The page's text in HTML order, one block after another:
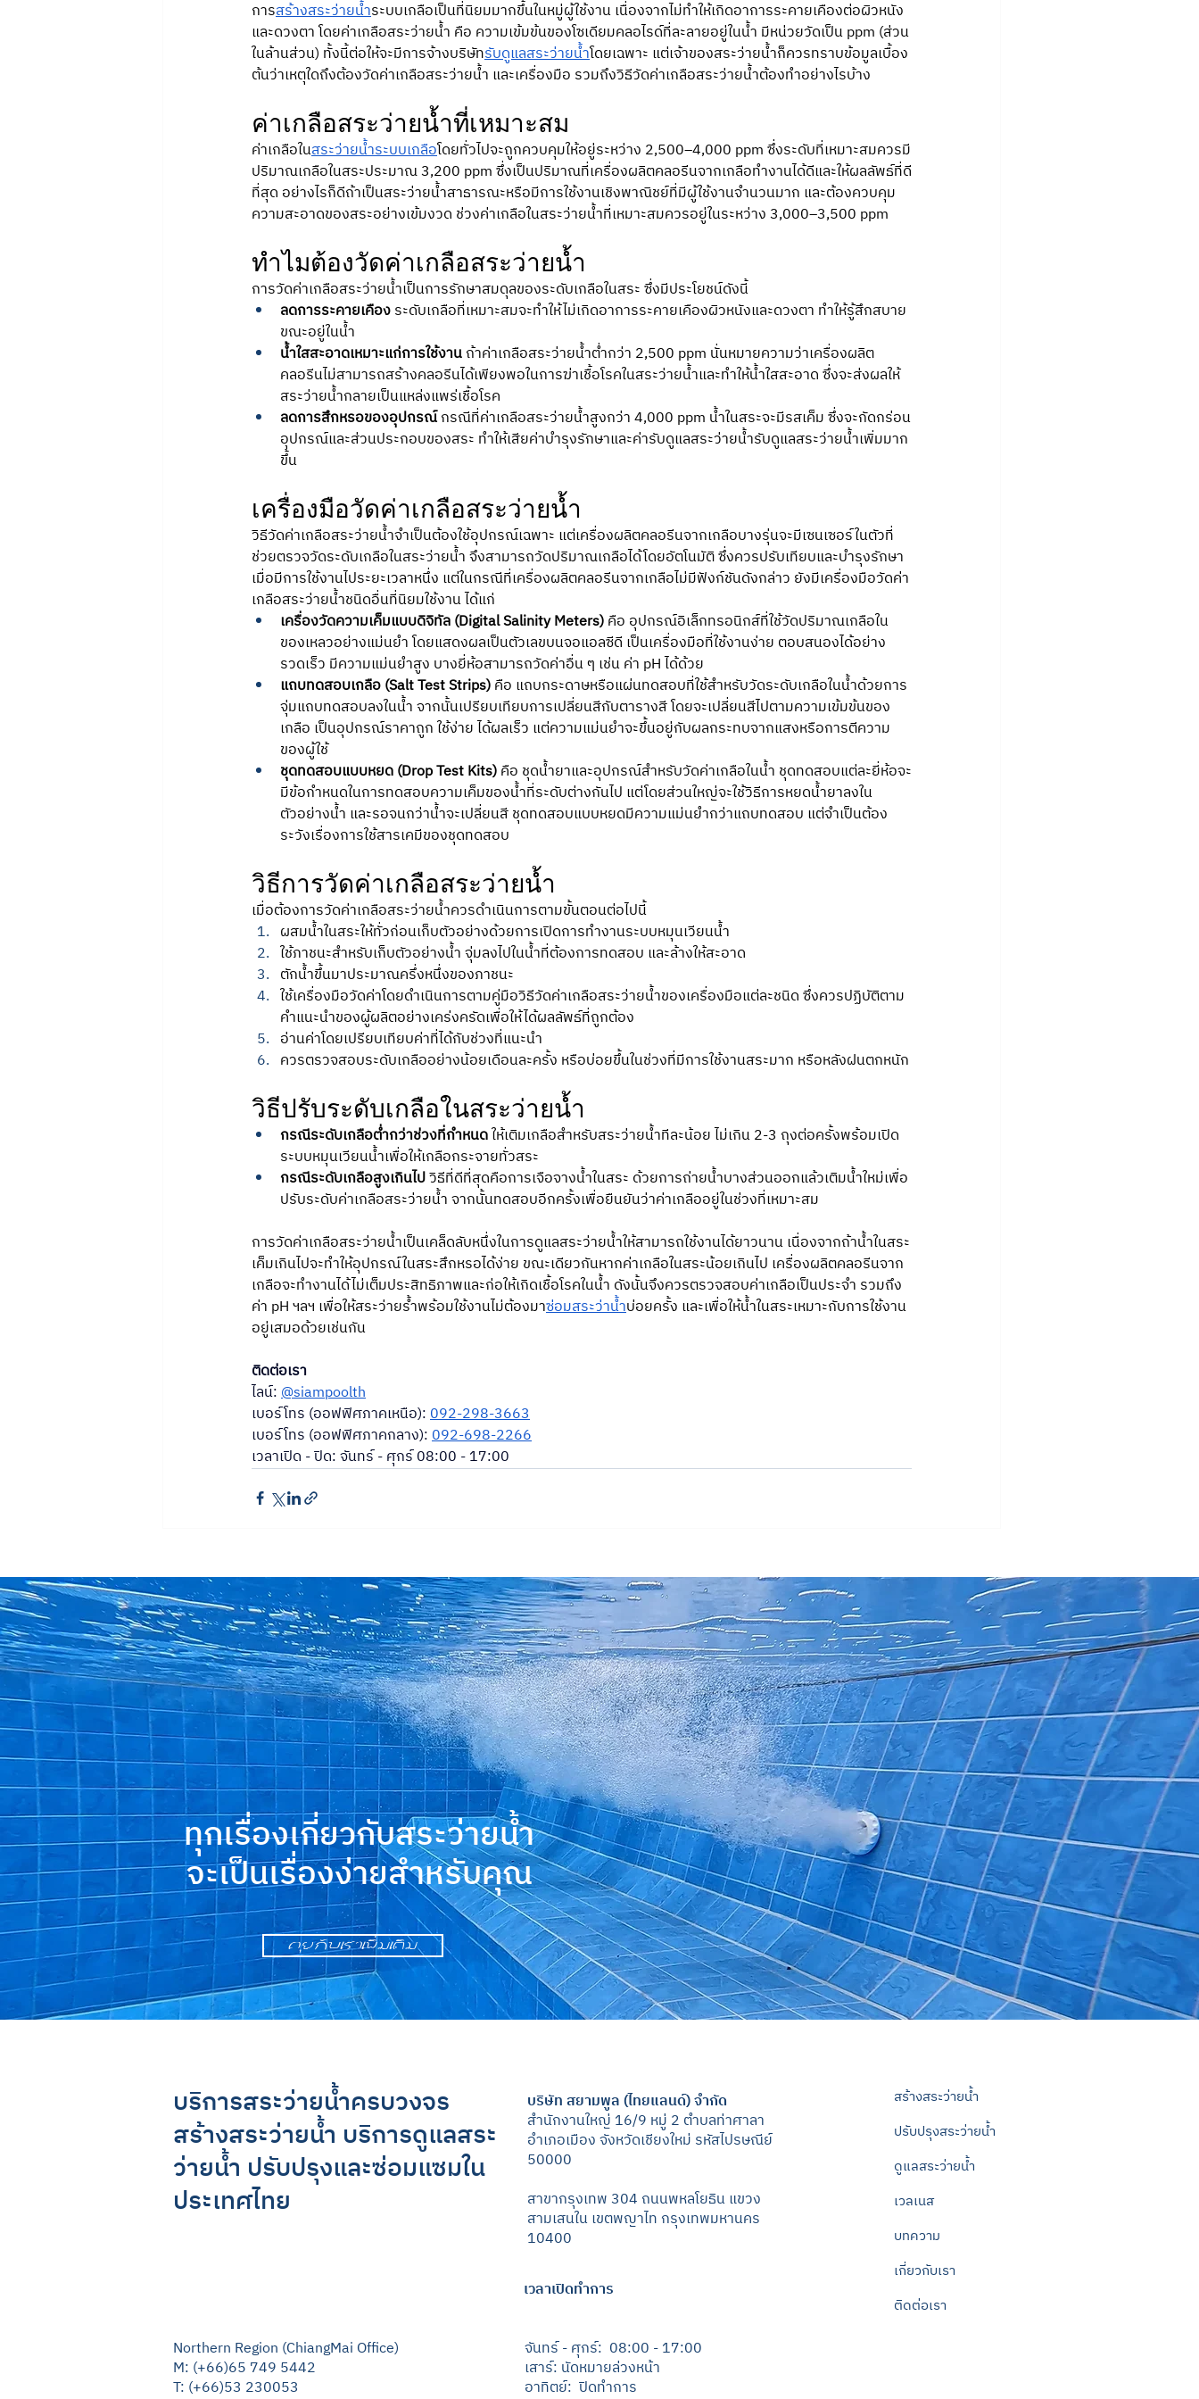
การสร้างสระว่ายน้ำระบบเกลือเป็นที่นิยมมากขึ้นในหมู่ผู้ใช้งาน เนื่องจากไม่ทำให้เกิดอาการระคายเคืองต่อผิวหนัง
และดวงตา โดยค่าเกลือสระว่ายน้ำ คือ ความเข้มข้นของโซเดียมคลอไรด์ที่ละลายอยู่ในน้ำ มีหน่วยวัดเป็น ppm (ส่วน
ในล้านส่วน) ทั้งนี้ต่อให้จะมีการจ้างบริษัทรับดูแลสระว่ายน้ำโดยเฉพาะ แต่เจ้าของสระว่ายน้ำก็ควรทราบข้อมูลเบื้อง
ต้นว่าเหตุใดถึงต้องวัดค่าเกลือสระว่ายน้ำ และเครื่องมือ รวมถึงวิธีวัดค่าเกลือสระว่ายน้ำต้องทำอย่างไรบ้าง
ค่าเกลือสระว่ายน้ำที่เหมาะสม
ค่าเกลือในสระว่ายน้ำระบบเกลือโดยทั่วไปจะถูกควบคุมให้อยู่ระหว่าง 2,500–4,000 ppm ซึ่งระดับที่เหมาะสมควรมี
ปริมาณเกลือในสระประมาณ 3,200 ppm ซึ่งเป็นปริมาณที่เครื่องผลิตคลอรีนจากเกลือทำงานได้ดีและให้ผลลัพธ์ที่ดี
ที่สุด อย่างไรก็ดีถ้าเป็นสระว่ายน้ำสาธารณะหรือมีการใช้งานเชิงพาณิชย์ที่มีผู้ใช้งานจำนวนมาก และต้องควบคุม
ความสะอาดของสระอย่างเข้มงวด ช่วงค่าเกลือในสระว่ายน้ำที่เหมาะสมควรอยู่ในระหว่าง 3,000–3,500 ppm
ทำไมต้องวัดค่าเกลือสระว่ายน้ำ
การวัดค่าเกลือสระว่ายน้ำเป็นการรักษาสมดุลของระดับเกลือในสระ ซึ่งมีประโยชน์ดังนี้
ลดการระคายเคือง ระดับเกลือที่เหมาะสมจะทำให้ไม่เกิดอาการระคายเคืองผิวหนังและดวงตา ทำให้รู้สึกสบาย
ขณะอยู่ในน้ำ
น้ำใสสะอาดเหมาะแก่การใช้งาน ถ้าค่าเกลือสระว่ายน้ำต่ำกว่า 2,500 ppm นั่นหมายความว่าเครื่องผลิต
คลอรีนไม่สามารถสร้างคลอรีนได้เพียงพอในการฆ่าเชื้อโรคในสระว่ายน้ำและทำให้น้ำใสสะอาด ซึ่งจะส่งผลให้
สระว่ายน้ำกลายเป็นแหล่งแพร่เชื้อโรค
ลดการสึกหรอของอุปกรณ์ กรณีที่ค่าเกลือสระว่ายน้ำสูงกว่า 4,000 ppm น้ำในสระจะมีรสเค็ม ซึ่งจะกัดกร่อน
อุปกรณ์และส่วนประกอบของสระ ทำให้เสียค่าบำรุงรักษาและค่ารับดูแลสระว่ายน้ำรับดูแลสระว่ายน้ำเพิ่มมาก
ขึ้น
เครื่องมือวัดค่าเกลือสระว่ายน้ำ
วิธีวัดค่าเกลือสระว่ายน้ำจำเป็นต้องใช้อุปกรณ์เฉพาะ แต่เครื่องผลิตคลอรีนจากเกลือบางรุ่นจะมีเซนเซอร์ในตัวที่
ช่วยตรวจวัดระดับเกลือในสระว่ายน้ำ จึงสามารถวัดปริมาณเกลือได้โดยอัตโนมัติ ซึ่งควรปรับเทียบและบำรุงรักษา
เมื่อมีการใช้งานไประยะเวลาหนึ่ง แต่ในกรณีที่เครื่องผลิตคลอรีนจากเกลือไม่มีฟังก์ชันดังกล่าว ยังมีเครื่องมือวัดค่า
เกลือสระว่ายน้ำชนิดอื่นที่นิยมใช้งาน ได้แก่
เครื่องวัดความเค็มแบบดิจิทัล (Digital Salinity Meters) คือ อุปกรณ์อิเล็กทรอนิกส์ที่ใช้วัดปริมาณเกลือใน
ของเหลวอย่างแม่นยำ โดยแสดงผลเป็นตัวเลขบนจอแอลซีดี เป็นเครื่องมือที่ใช้งานง่าย ตอบสนองได้อย่าง
รวดเร็ว มีความแม่นยำสูง บางยี่ห้อสามารถวัดค่าอื่น ๆ เช่น ค่า pH ได้ด้วย
แถบทดสอบเกลือ (Salt Test Strips) คือ แถบกระดาษหรือแผ่นทดสอบที่ใช้สำหรับวัดระดับเกลือในน้ำด้วยการ
จุ่มแถบทดสอบลงในน้ำ จากนั้นเปรียบเทียบการเปลี่ยนสีกับตารางสี โดยจะเปลี่ยนสีไปตามความเข้มข้นของ
เกลือ เป็นอุปกรณ์ราคาถูก ใช้ง่าย ได้ผลเร็ว แต่ความแม่นยำจะขึ้นอยู่กับผลกระทบจากแสงหรือการตีความ
ของผู้ใช้
ชุดทดสอบแบบหยด (Drop Test Kits) คือ ชุดน้ำยาและอุปกรณ์สำหรับวัดค่าเกลือในน้ำ ชุดทดสอบแต่ละยี่ห้อจะ
มีข้อกำหนดในการทดสอบความเค็มของน้ำที่ระดับต่างกันไป แต่โดยส่วนใหญ่จะใช้วิธีการหยดน้ำยาลงใน
ตัวอย่างน้ำ และรอจนกว่าน้ำจะเปลี่ยนสี ชุดทดสอบแบบหยดมีความแม่นยำกว่าแถบทดสอบ แต่จำเป็นต้อง
ระวังเรื่องการใช้สารเคมีของชุดทดสอบ
วิธีการวัดค่าเกลือสระว่ายน้ำ
เมื่อต้องการวัดค่าเกลือสระว่ายน้ำควรดำเนินการตามขั้นตอนต่อไปนี้
ผสมน้ำในสระให้ทั่วก่อนเก็บตัวอย่างด้วยการเปิดการทำงานระบบหมุนเวียนน้ำ
ใช้ภาชนะสำหรับเก็บตัวอย่างน้ำ จุ่มลงไปในน้ำที่ต้องการทดสอบ และล้างให้สะอาด
ตักน้ำขึ้นมาประมาณครึ่งหนึ่งของภาชนะ
ใช้เครื่องมือวัดค่าโดยดำเนินการตามคู่มือวิธีวัดค่าเกลือสระว่ายน้ำของเครื่องมือแต่ละชนิด ซึ่งควรปฏิบัติตาม
คำแนะนำของผู้ผลิตอย่างเคร่งครัดเพื่อให้ได้ผลลัพธ์ที่ถูกต้อง
อ่านค่าโดยเปรียบเทียบค่าที่ได้กับช่วงที่แนะนำ
ควรตรวจสอบระดับเกลืออย่างน้อยเดือนละครั้ง หรือบ่อยขึ้นในช่วงที่มีการใช้งานสระมาก หรือหลังฝนตกหนัก
วิธีปรับระดับเกลือในสระว่ายน้ำ
กรณีระดับเกลือต่ำกว่าช่วงที่กำหนด ให้เติมเกลือสำหรับสระว่ายน้ำทีละน้อย ไม่เกิน 2-3 ถุงต่อครั้งพร้อมเปิด
ระบบหมุนเวียนน้ำเพื่อให้เกลือกระจายทั่วสระ
กรณีระดับเกลือสูงเกินไป วิธีที่ดีที่สุดคือการเจือจางน้ำในสระ ด้วยการถ่ายน้ำบางส่วนออกแล้วเติมน้ำใหม่เพื่อ
ปรับระดับค่าเกลือสระว่ายน้ำ จากนั้นทดสอบอีกครั้งเพื่อยืนยันว่าค่าเกลืออยู่ในช่วงที่เหมาะสม
การวัดค่าเกลือสระว่ายน้ำเป็นเคล็ดลับหนึ่งในการดูแลสระว่ายน้ำให้สามารถใช้งานได้ยาวนาน เนื่องจากถ้าน้ำในสระ
เค็มเกินไปจะทำให้อุปกรณ์ในสระสึกหรอได้ง่าย ขณะเดียวกันหากค่าเกลือในสระน้อยเกินไป เครื่องผลิตคลอรีนจาก
เกลือจะทำงานได้ไม่เต็มประสิทธิภาพและก่อให้เกิดเชื้อโรคในน้ำ ดังนั้นจึงควรตรวจสอบค่าเกลือเป็นประจำ รวมถึง
ค่า pH ฯลฯ เพื่อให้สระว่ายร้ำพร้อมใช้งานไม่ต้องมาซ่อมสระว่าน้ำบ่อยครั้ง และเพื่อให้น้ำในสระเหมาะกับการใช้งาน
อยู่เสมอด้วยเช่นกัน
ติดต่อเรา
ไลน์: @siampoolth
เบอร์โทร (ออฟฟิศภาคเหนือ): 092-298-3663
เบอร์โทร (ออฟฟิศภาคกลาง): 092-698-2266
เวลาเปิด - ปิด: จันทร์ - ศุกร์ 08:00 - 17:00
ทุกเรื่องเกี่ยวกับสระว่ายน้ำ
จะเป็นเรื่องง่ายสำหรับคุณ
คุยกับเราเพิ่มเติม
บริการสระว่ายน้ำครบวงจร
สร้างสระว่ายน้ำ บริการดูแลสระ
ว่ายน้ำ ปรับปรุงและซ่อมแซมใน
ประเทศไทย
บริษัท สยามพูล (ไทยแลนด์) จำกัด
สำนักงานใหญ่ 16/9 หมู่ 2 ตำบลท่าศาลา
อำเภอเมือง จังหวัดเชียงใหม่ รหัสไปรษณีย์
50000
สาขากรุงเทพ 304 ถนนพหลโยธิน แขวง
สามเสนใน เขตพญาไท กรุงเทพมหานคร
10400
เวลาเปิดทำการ
Northern Region (ChiangMai Office)
M: (+66)65 749 5442
T: (+66)53 230053
จันทร์ - ศุกร์: 08:00 - 17:00
เสาร์: นัดหมายล่วงหน้า
อาทิตย์: ปิดทำการ
สร้างสระว่ายน้ำ
ปรับปรุงสระว่ายน้ำ
ดูแลสระว่ายน้ำ
เวลเนส
บทความ
เกี่ยวกับเรา
ติดต่อเรา